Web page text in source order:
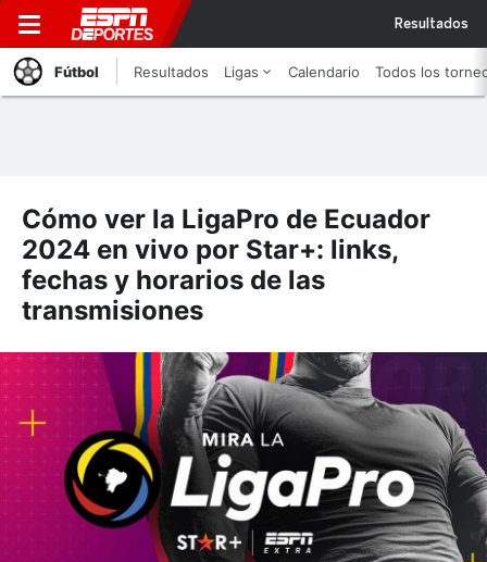
Resultados
Fútbol Resultados Ligas Calendario Todos los
Cómo ver la LigaPro de Ecuador
2024 en vivo por Star+: links,
fechas y horarios de las
transmisiones